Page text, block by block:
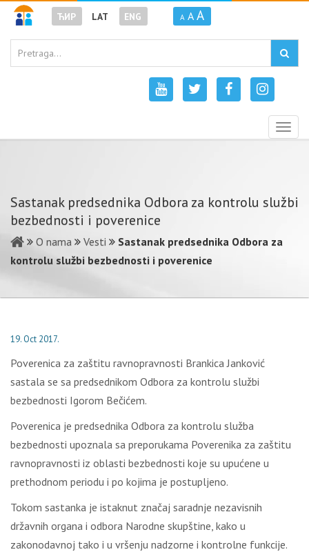
ЋИР LAT ENG A A A
Sastanak predsednika Odbora za kontrolu službi
bezbednosti i poverenice
O nama Vesti
Sastanak predsednika Odbora za
kontrolu službi bezbednosti i poverenice
19. Oct 2017.
Poverenica za zaštitu ravnopravnosti Brankica Janković
sastala se sa predsednikom Odbora za kontrolu službi
bezbednosti Igorom Bečićem.
Poverenica je predsednika Odbora za kontrolu služba
bezbednosti upoznala sa preporukama Poverenika za zaštitu
ravnopravnosti iz oblasti bezbednosti koje su upućene u
prethodnom periodu i po kojima je postuplјeno.
Tokom sastanka je istaknut značaj saradnje nezavisnih
državnih organa i odbora Narodne skupštine, kako u
zakonodavnoj tako i u vršenju nadzorne i kontrolne funkcije.